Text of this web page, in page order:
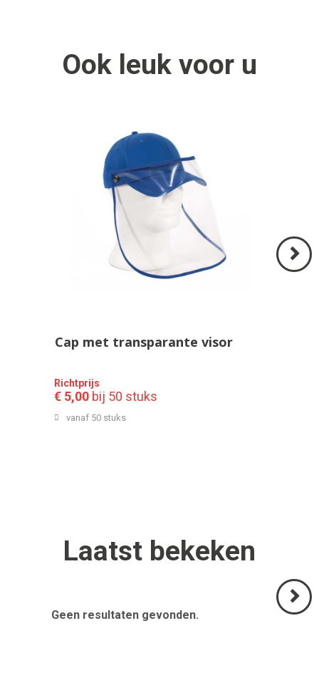
Ook leuk voor u
Cap met transparante visor
Richtprijs
€ 5,00 bij 50 stuks
vanaf 50 stuks
Laatst bekeken
Geen resultaten gevonden.